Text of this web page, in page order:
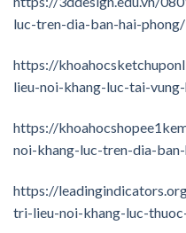
luc-tren-dia-ban-hai-phong/
https://
lieu-noi-khang-luc-tai-
https://
noi-khang-luc-tren-dia-
https://
tri-lieu-noi-khang-luc-